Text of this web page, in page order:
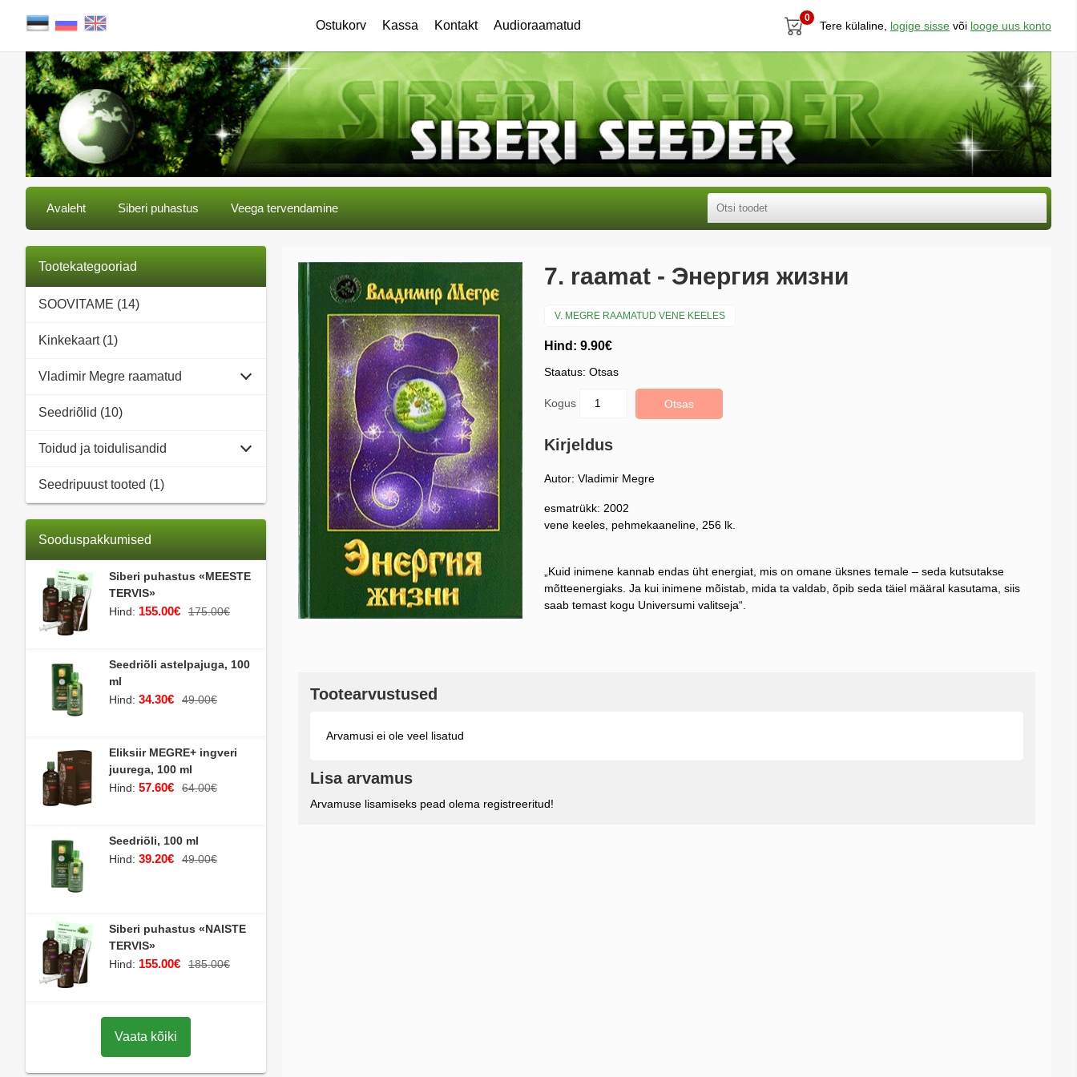
Ostukorv Kassa Kontakt Audioraamatud
0
Tere külaline, logige sisse või looge uus konto
Avaleht Siberi puhastus Veega tervendamine
Tootekategooriad
SOOVITAME (14)
Kinkekaart (1)
Vladimir Megre raamatud
Seedriõlid (10)
Toidud ja toidulisandid
Seedripuust tooted (1)
Sooduspakkumised
Siberi puhastus «MEESTE
TERVIS»
Hind: 155.00€ 175.00€
Seedriõli astelpajuga, 100
ml
Hind: 34.30€ 49.00€
Eliksiir MEGRE+ ingveri
juurega, 100 ml
Hind: 57.60€ 64.00€
Seedriõli, 100 ml
Hind: 39.20€ 49.00€
Siberi puhastus «NAISTE
TERVIS»
Hind: 155.00€ 185.00€
Vaata kõiki
7. raamat - Энергия жизни
V. MEGRE RAAMATUD VENE KEELES
Hind: 9.90€
Staatus: Otsas
Kogus Otsas
Kirjeldus
Autor: Vladimir Megre
esmatrükk: 2002
vene keeles, pehmekaaneline, 256 lk.
„Kuid inimene kannab endas üht energiat, mis on omane üksnes temale – seda kutsutakse
mõtteenergiaks. Ja kui inimene mõistab, mida ta valdab, õpib seda täiel määral kasutama, siis
saab temast kogu Universumi valitseja“.
Tootearvustused
Arvamusi ei ole veel lisatud
Lisa arvamus
Arvamuse lisamiseks pead olema registreeritud!